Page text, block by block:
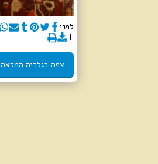
לפני
צפה בגלריה המלאה